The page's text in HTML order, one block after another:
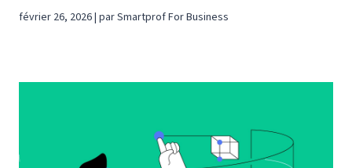
février 26, 2026 | par Smartprof For Business